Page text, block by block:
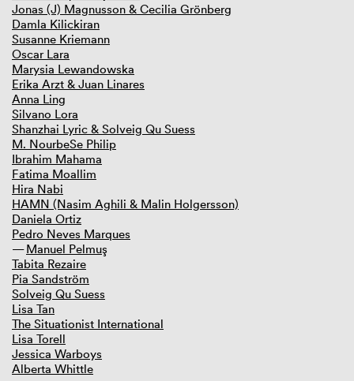
Jonas (J) Magnusson & Cecilia Grönberg
Damla Kilickiran
Susanne Kriemann
Oscar Lara
Marysia Lewandowska
Erika Arzt & Juan Linares
Anna Ling
Silvano Lora
Shanzhai Lyric & Solveig Qu Suess
M. NourbeSe Philip
Ibrahim Mahama
Fatima Moallim
Hira Nabi
HAMN (Nasim Aghili & Malin Holgersson)
Daniela Ortiz
Pedro Neves Marques
Manuel Pelmuş
Tabita Rezaire
Pia Sandström
Solveig Qu Suess
Lisa Tan
The Situationist International
Lisa Torell
Jessica Warboys
Alberta Whittle